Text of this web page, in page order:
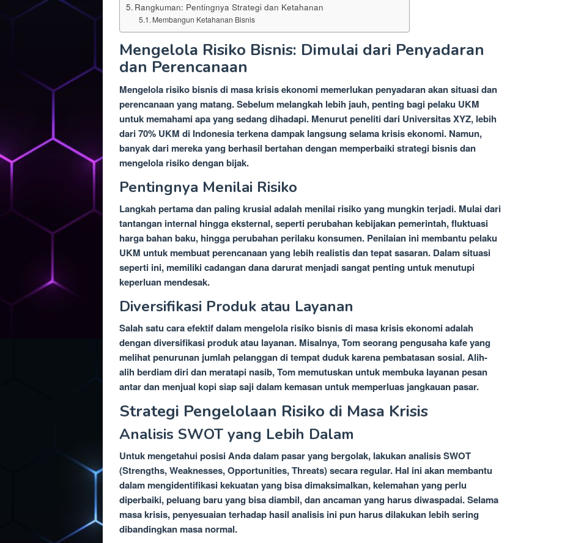
Rangkuman: Pentingnya Strategi dan Ketahanan
Membangun Ketahanan Bisnis
Mengelola Risiko Bisnis: Dimulai dari Penyadaran
dan Perencanaan
Mengelola risiko bisnis di masa krisis ekonomi memerlukan penyadaran akan situasi dan
perencanaan yang matang. Sebelum melangkah lebih jauh, penting bagi pelaku UKM
untuk memahami apa yang sedang dihadapi. Menurut peneliti dari Universitas XYZ, lebih
dari 70% UKM di Indonesia terkena dampak langsung selama krisis ekonomi. Namun,
banyak dari mereka yang berhasil bertahan dengan memperbaiki strategi bisnis dan
mengelola risiko dengan bijak.
Pentingnya Menilai Risiko
Langkah pertama dan paling krusial adalah menilai risiko yang mungkin terjadi. Mulai dari
tantangan internal hingga eksternal, seperti perubahan kebijakan pemerintah, fluktuasi
harga bahan baku, hingga perubahan perilaku konsumen. Penilaian ini membantu pelaku
UKM untuk membuat perencanaan yang lebih realistis dan tepat sasaran. Dalam situasi
seperti ini, memiliki cadangan dana darurat menjadi sangat penting untuk menutupi
keperluan mendesak.
Diversifikasi Produk atau Layanan
Salah satu cara efektif dalam mengelola risiko bisnis di masa krisis ekonomi adalah
dengan diversifikasi produk atau layanan. Misalnya, Tom seorang pengusaha kafe yang
melihat penurunan jumlah pelanggan di tempat duduk karena pembatasan sosial. Alih-
alih berdiam diri dan meratapi nasib, Tom memutuskan untuk membuka layanan pesan
antar dan menjual kopi siap saji dalam kemasan untuk memperluas jangkauan pasar.
Strategi Pengelolaan Risiko di Masa Krisis
Analisis SWOT yang Lebih Dalam
Untuk mengetahui posisi Anda dalam pasar yang bergolak, lakukan analisis SWOT
(Strengths, Weaknesses, Opportunities, Threats) secara regular. Hal ini akan membantu
dalam mengidentifikasi kekuatan yang bisa dimaksimalkan, kelemahan yang perlu
diperbaiki, peluang baru yang bisa diambil, dan ancaman yang harus diwaspadai. Selama
masa krisis, penyesuaian terhadap hasil analisis ini pun harus dilakukan lebih sering
dibandingkan masa normal.